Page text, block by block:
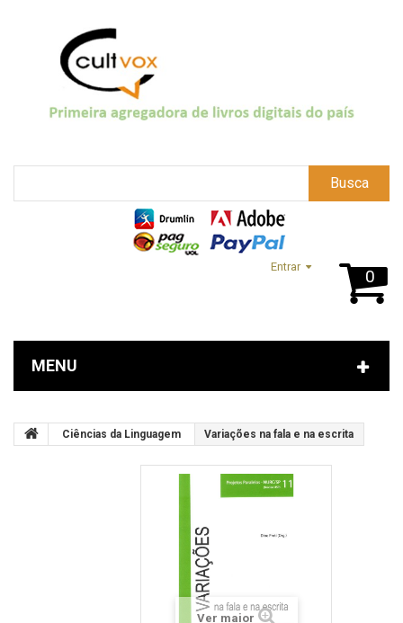
Busca
0
Entrar
MENU
Ciências da Linguagem Variações na fala e na escrita
Ver maior